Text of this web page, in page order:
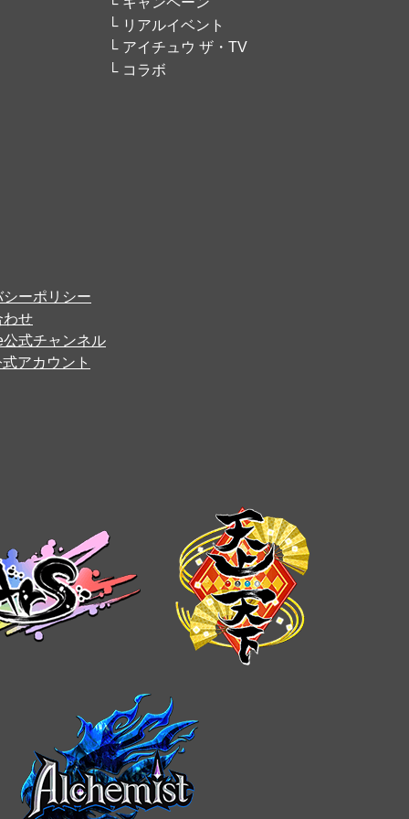
リアルイベント
アイチュウ ザ・TV
コラボ
シーポリシー
わせ
公式チャンネル
アカウント